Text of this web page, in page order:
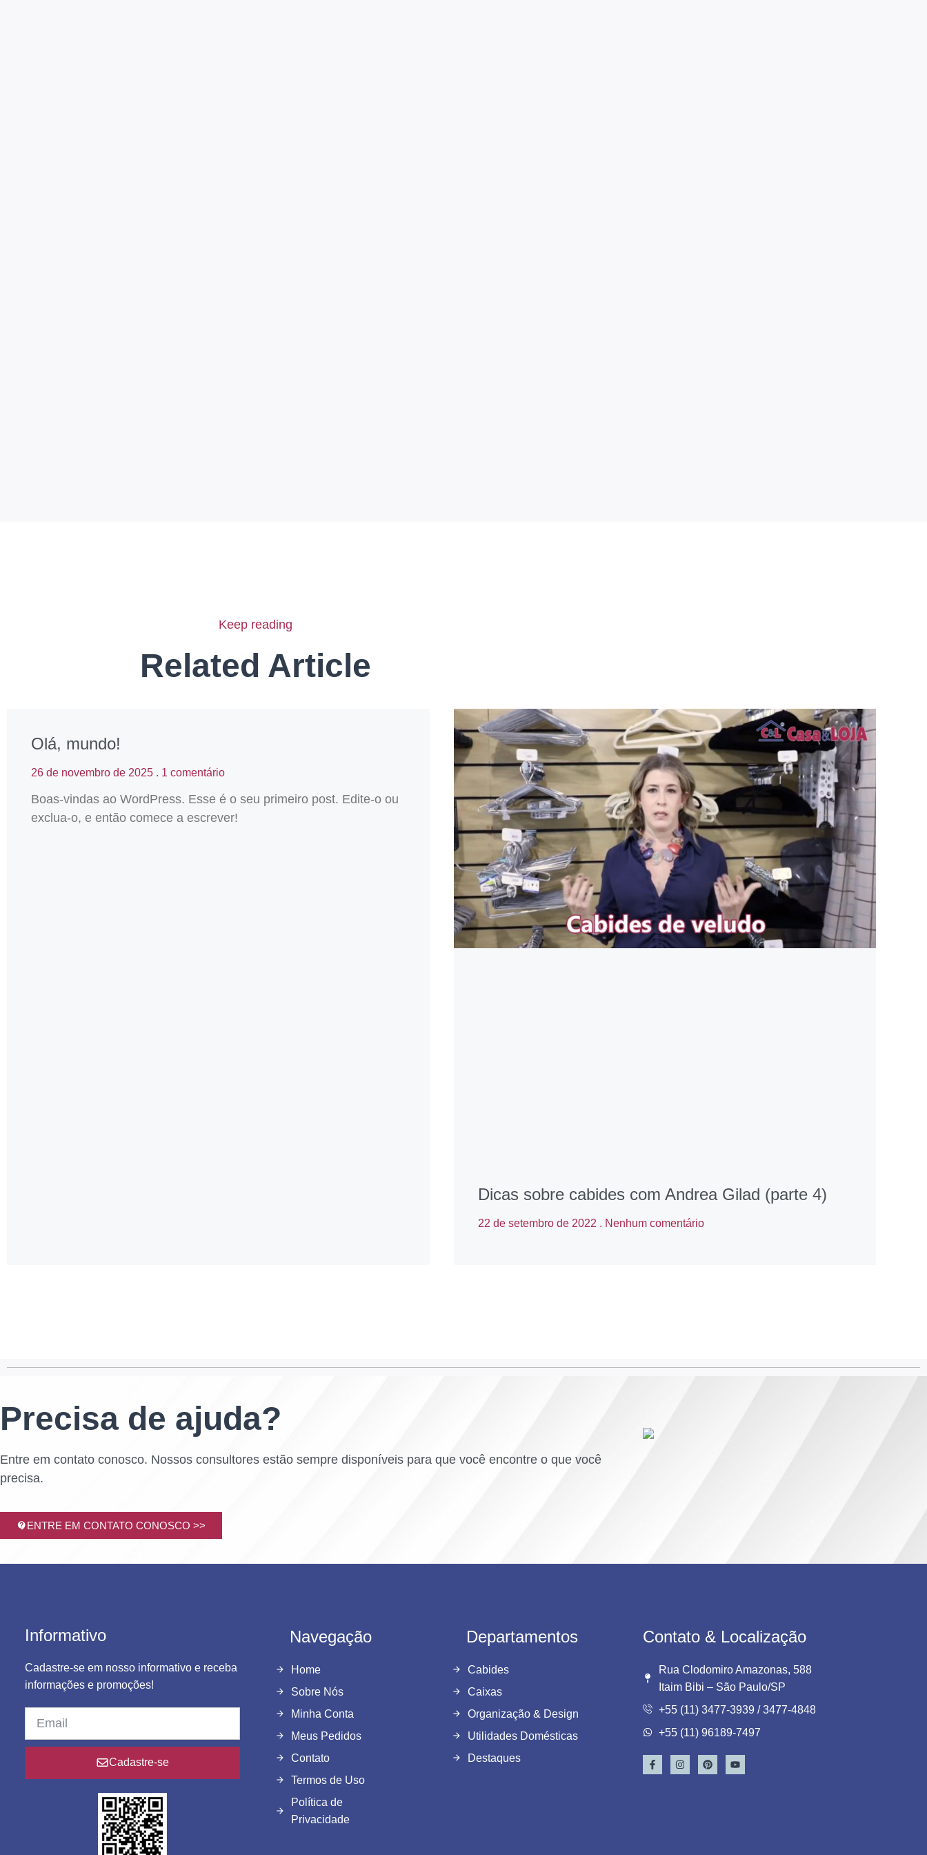
Keep reading
Related Article
Olá, mundo!
26 de novembro de 2025 1 comentário
Boas-vindas ao WordPress. Esse é o seu primeiro post. Edite-o ou
exclua-o, e então comece a escrever!
Dicas sobre cabides com Andrea Gilad (parte 4)
22 de setembro de 2022 Nenhum comentário
Precisa de ajuda?
Entre em contato conosco. Nossos consultores estão sempre disponíveis para que você encontre o que você
precisa.
ENTRE EM CONTATO CONOSCO >>
Informativo
Cadastre-se em nosso informativo e receba
informações e promoções!
Cadastre-se
Navegação
Home
Sobre Nós
Minha Conta
Meus Pedidos
Contato
Termos de Uso
Política de
Privacidade
Departamentos
Cabides
Caixas
Organização & Design
Utilidades Domésticas
Destaques
Contato & Localização
Rua Clodomiro Amazonas, 588
Itaim Bibi – São Paulo/SP
+55 (11) 3477-3939 / 3477-4848
+55 (11) 96189-7497